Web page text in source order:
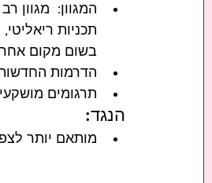
המגוון:  מגוון
תכניות
בשום מקום
הדרמות החדשות
תרגומים
הנגד:
מותאם יותר